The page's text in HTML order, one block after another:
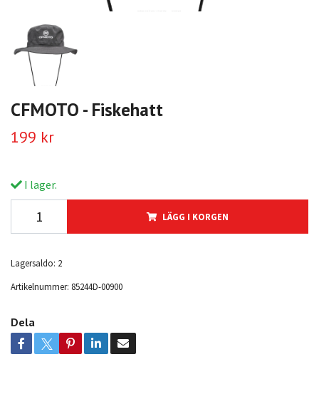
CFMOTO - Fiskehatt
199 kr
I lager.
LÄGG I KORGEN
Lagersaldo: 2
Artikelnummer: 85244D-00900
Dela